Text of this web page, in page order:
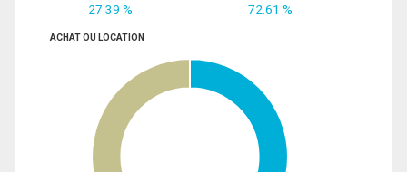
27.39 % 72.61 %
ACHAT OU LOCATION